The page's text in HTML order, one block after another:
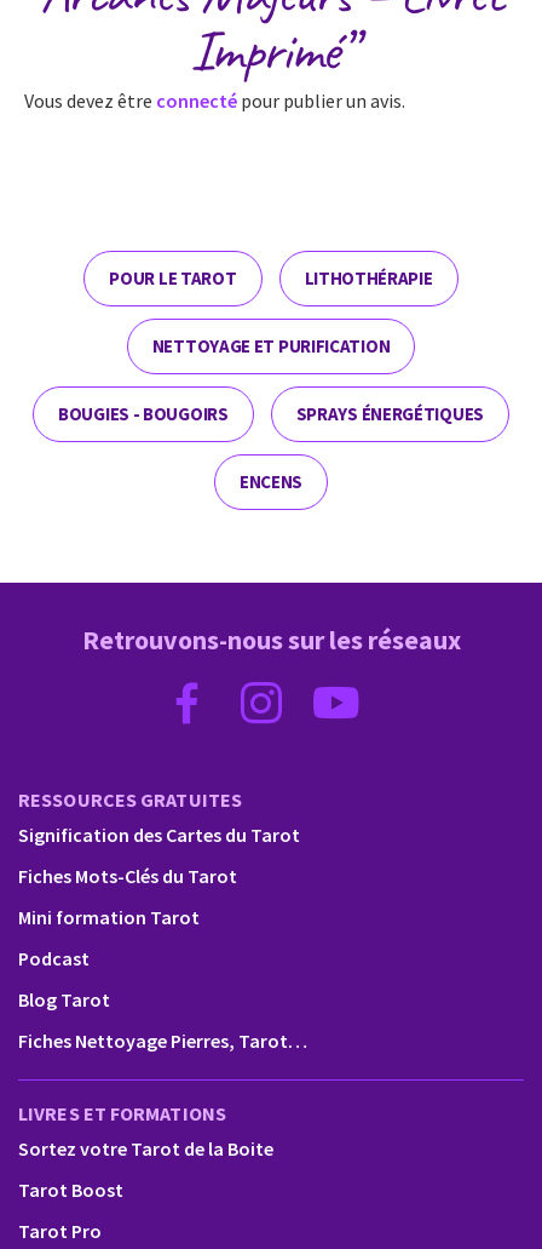
Imprimé”
Vous devez être connecté pour publier un avis.
POUR LE TAROT LITHOTHÉRAPIE
NETTOYAGE ET PURIFICATION
BOUGIES - BOUGOIRS SPRAYS ÉNERGÉTIQUES
ENCENS
RESSOURCES GRATUITES
Signification des Cartes du Tarot
Fiches Mots-Clés du Tarot
Mini formation Tarot
Podcast
Blog Tarot
Fiches Nettoyage Pierres, Tarot…
LIVRES ET FORMATIONS
Sortez votre Tarot de la Boite
Tarot Boost
Tarot Pro
Retrouvons-nous sur les réseaux